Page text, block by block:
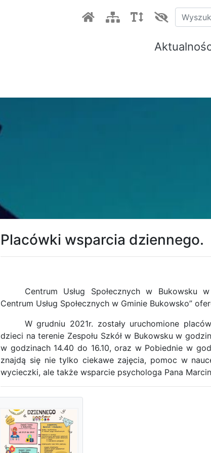
Placówki wsparcia dziennego.
Centrum Usług Społecznych w Bukowsku
Centrum Usług Społecznych w Gminie Bukowsko”
W grudniu 2021r. zostały uruchomione
dzieci na terenie Zespołu Szkół w Bukowsku w
w godzinach 14.40 do 16.10, oraz w Pobiednie w
znajdą się nie tylko ciekawe zajęcia, pomoc w
wycieczki, ale także wsparcie psychologa Pana